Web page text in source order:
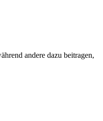
andere dazu beitragen,